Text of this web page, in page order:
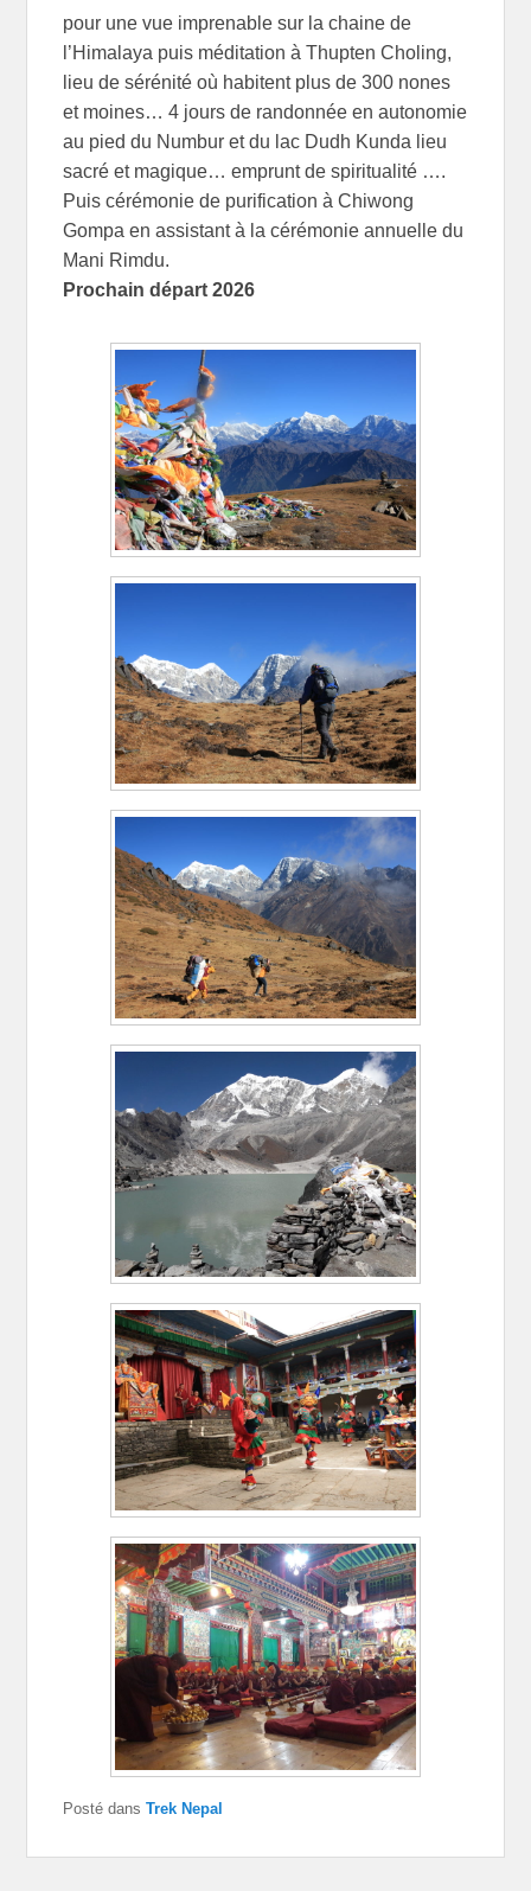
pour une vue imprenable sur la chaine de
l’Himalaya puis méditation à Thupten Choling,
lieu de sérénité où habitent plus de 300 nones
et moines… 4 jours de randonnée en autonomie
au pied du Numbur et du lac Dudh Kunda lieu
sacré et magique… emprunt de spiritualité ….
Puis cérémonie de purification à Chiwong
Gompa en assistant à la cérémonie annuelle du
Mani Rimdu.
Prochain départ 2026
Posté dans Trek Nepal